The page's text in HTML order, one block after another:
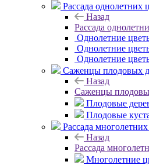
Рассада однолетних
Назад
Рассада
Однолетние
Однолетние
Однолетние
Саженцы плодовых
Назад
Саженцы
Плодовые
Плодовые
Рассада
Назад
Рассада
Многолетние